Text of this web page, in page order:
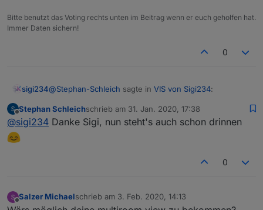
Bitte benutzt das Voting rechts unten im Beitrag wenn er euch geholfen hat.
Immer Daten sichern!
0
sigi234@Stephan-Schleich sagte in VIS von Sigi234:
@sigi234sagte inVIS von Sigi234:
Fritzbox Call View, und deiner
Navigationsleiste Links am Rand welche
Offline
Stephan Schleichschrieb am 31. Jan. 2020, 17:38
zuletzt editiert von
@sigi234 Danke Sigi, nun steht's auch schon drinnen
0
Offline
Salzer Michaelschrieb am 3. Feb. 2020, 14:13
zuletzt editiert von